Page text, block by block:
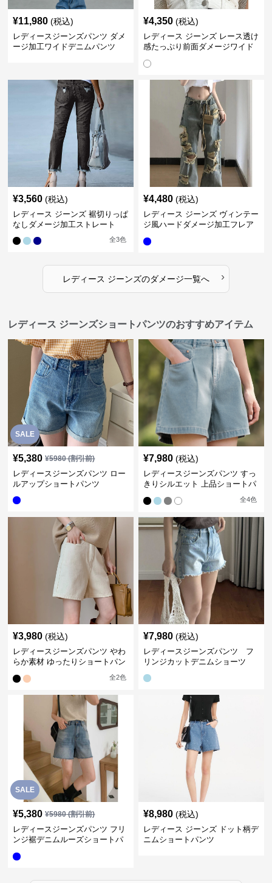
¥11,980 (税込)
レディースジーンズパンツ ダメ
ージ加工ワイドデニムパンツ
¥4,350 (税込)
レディース ジーンズ レース透け
感たっぷり前面ダメージワイド
¥3,560 (税込)
レディース ジーンズ 裾切りっぱ
なしダメージ加工ストレート
全3色
¥4,480 (税込)
レディース ジーンズ ヴィンテー
ジ風ハードダメージ加工フレア
レディース ジーンズのダメージ一覧へ ›
レディース ジーンズショートパンツのおすすめアイテム
SALE
¥5,380 ¥5980(割引前)
レディースジーンズパンツ ロー
ルアップショートパンツ
¥7,980 (税込)
レディースジーンズパンツ すっ
きりシルエット 上品ショートパ
全4色
¥3,980 (税込)
レディースジーンズパンツ やわ
らか素材 ゆったりショートパン
全2色
¥7,980 (税込)
レディースジーンズパンツ フ
リンジカットデニムショーツ
SALE
¥5,380 ¥5980(割引前)
レディースジーンズパンツ フリ
ンジ裾デニムルーズショートパ
¥8,980 (税込)
レディース ジーンズ ドット柄デ
ニムショートパンツ